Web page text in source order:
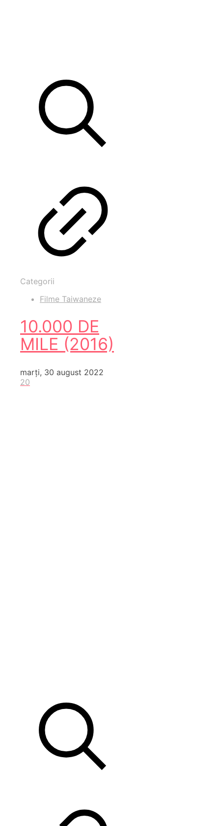
Categorii
Filme Taiwaneze
10.000 DE
MILE (2016)
marți, 30 august 2022
20